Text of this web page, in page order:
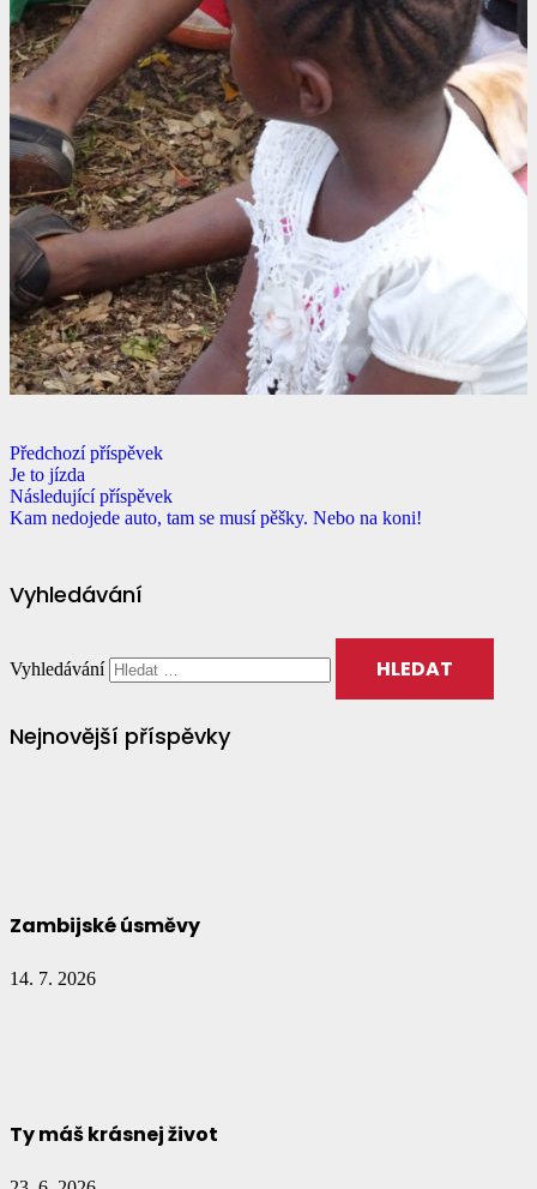
Předchozí příspěvek
Je to jízda
Následující příspěvek
Kam nedojede auto, tam se musí pěšky. Nebo na koni!
Vyhledávání
Vyhledávání
Nejnovější příspěvky
Zambijské úsměvy
14. 7. 2026
Ty máš krásnej život